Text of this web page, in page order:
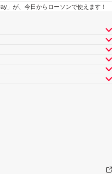
」が、今日からローソンで使えます！